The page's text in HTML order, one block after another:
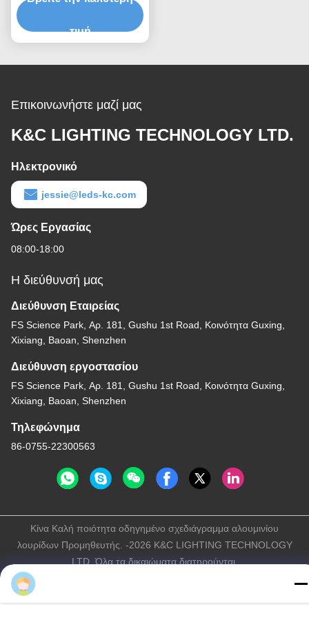
φωτισμού
τιμή
Επικοινωνήστε μαζί μας
K&C LIGHTING TECHNOLOGY LTD.
Ηλεκτρονικό
jessie@leds-kc.com
Ώρες Εργασίας
08:00-18:00
Η διεύθυνσή μας
Διεύθυνση Εταιρείας
FS Science Park, Αρ. 181, Gushu 1st Road, Κοινότητα Guxing,
Xixiang, Baoan, Shenzhen
Διεύθυνση εργοστασίου
FS Science Park, Αρ. 181, Gushu 1st Road, Κοινότητα Guxing,
Xixiang, Baoan, Shenzhen
Τηλεφώνημα
86-0755-22300563
Κίνα Καλή ποιότητα οδηγημένο σχεδιάγραμμα αλουμινίου
λουρίδων Προμηθευτής. -2026 K&C LIGHTING TECHNOLOGY
LTD. Όλα τα δικαιώματα διατηρούνται.